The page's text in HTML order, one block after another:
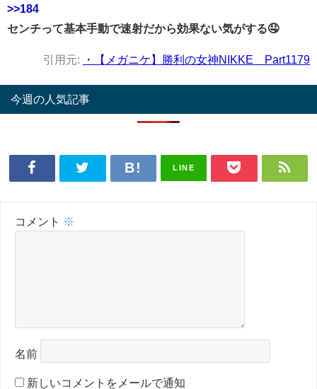
>>184
センチって基本手動で速射だから効果ない気がする🤤
引用元: ・【メガニケ】勝利の女神NIKKE Part1179
今週の人気記事
LINE
コメント ※
名前
新しいコメントをメールで通知